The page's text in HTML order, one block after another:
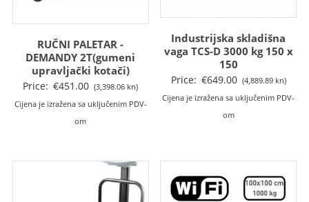
RUČNI PALETAR -
DEMANDY 2T(gumeni
upravljački kotači)
Price: €451.00 (3,398.06 kn)
Cijena je izražena sa uključenim PDV-
om
Industrijska skladišna
vaga TCS-D 3000 kg 150 x
150
Price: €649.00 (4,889.89 kn)
Cijena je izražena sa uključenim PDV-
om